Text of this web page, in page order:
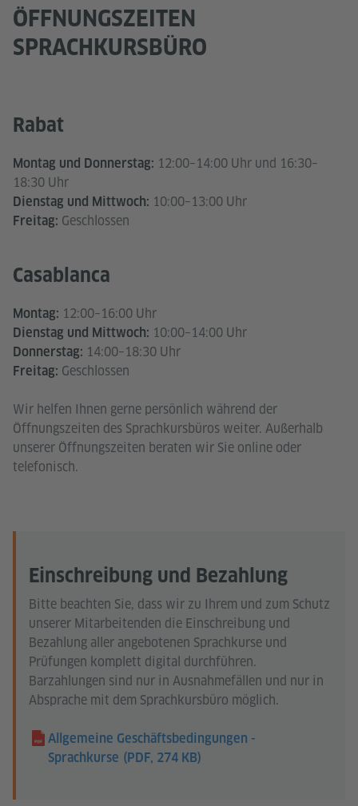
ÖFFNUNGSZEITEN
SPRACHKURSBÜRO
Rabat
Montag und Donnerstag: 12:00–14:00 Uhr und 16:30–
18:30 Uhr
Dienstag und Mittwoch: 10:00–13:00 Uhr
Freitag: Geschlossen
Casablanca
Montag: 12:00–16:00 Uhr
Dienstag und Mittwoch: 10:00–14:00 Uhr
Donnerstag: 14:00–18:30 Uhr
Freitag: Geschlossen
Wir helfen Ihnen gerne persönlich während der
Öffnungszeiten des Sprachkursbüros weiter. Außerhalb
unserer Öffnungszeiten beraten wir Sie online oder
telefonisch.
Einschreibung und Bezahlung
Bitte beachten Sie, dass wir zu Ihrem und zum Schutz
unserer Mitarbeitenden die Einschreibung und
Bezahlung aller angebotenen Sprachkurse und
Prüfungen komplett digital durchführen.
Barzahlungen sind nur in Ausnahmefällen und nur in
Absprache mit dem Sprachkursbüro möglich.
Allgemeine Geschäftsbedingungen -
Sprachkurse (PDF, 274 KB)